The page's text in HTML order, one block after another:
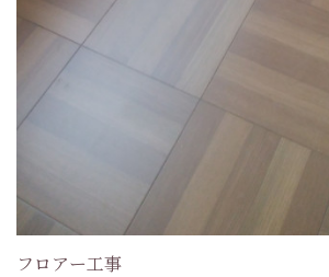
フロアー工事